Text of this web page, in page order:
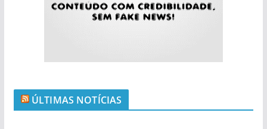
ÚLTIMAS NOTÍCIAS